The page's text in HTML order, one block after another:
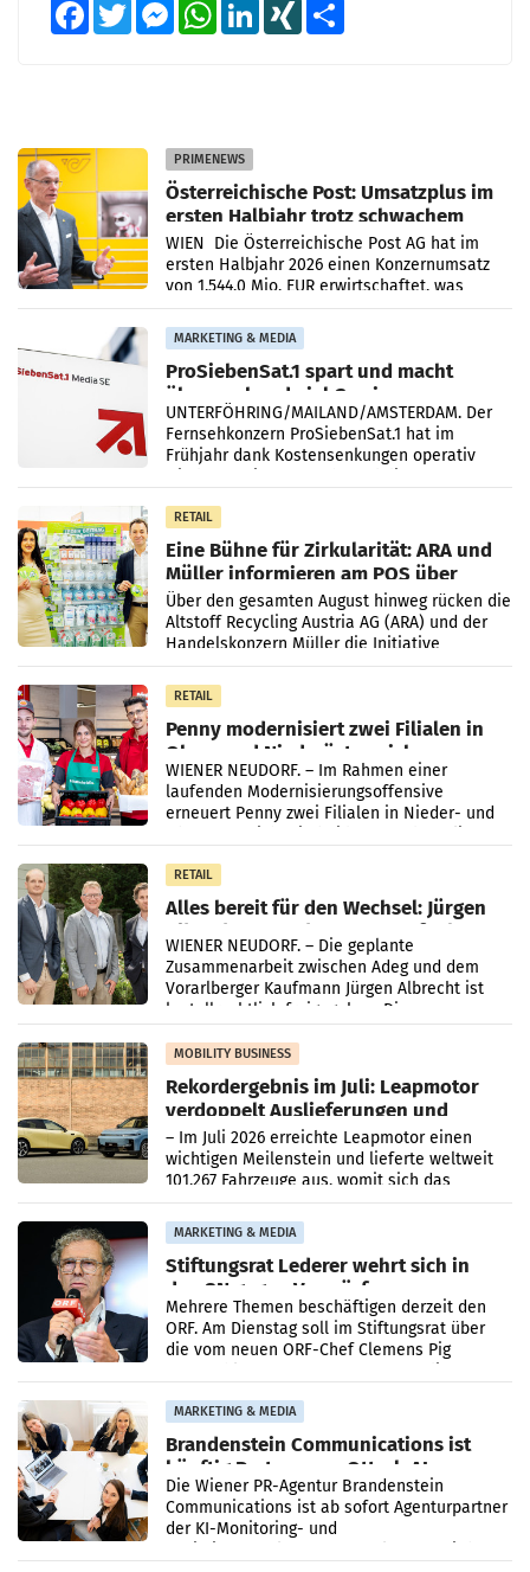
FacebookTwitter MessengerWhatsAppLinkedInXING
PRIMENEWS
Österreichische Post: Umsatzplus im
ersten Halbjahr trotz schwachem
Briefgeschäft
WIEN Die Österreichische Post AG hat im
ersten Halbjahr 2026 einen Konzernumsatz
von 1.544,0 Mio. EUR erwirtschaftet, was
einem Plus von 3,8 Prozent gegenüber dem
Vergleichszeitraum
MARKETING & MEDIA
ProSiebenSat.1 spart und macht
überraschend viel Gewinn
UNTERFÖHRING/MAILAND/AMSTERDAM. Der
Fernsehkonzern ProSiebenSat.1 hat im
Frühjahr dank Kostensenkungen operativ
RETAIL
Eine Bühne für Zirkularität: ARA und
Müller informieren am POS über
Kreislauffähigkeit
Über den gesamten August hinweg rücken die
Altstoff Recycling Austria AG (ARA) und der
Handelskonzern Müller die Initiative
„Kreislauf-Helden“ in allen österreichischen
Müller-Filialen
RETAIL
Penny modernisiert zwei Filialen in
Ober- und Niederösterreich
WIENER NEUDORF. – Im Rahmen einer
laufenden Modernisierungsoffensive
erneuert Penny zwei Filialen in Nieder- und
RETAIL
Alles bereit für den Wechsel: Jürgen
Albrecht setzt ab 1.1.2027 auf Adeg
WIENER NEUDORF. – Die geplante
Zusammenarbeit zwischen Adeg und dem
Vorarlberger Kaufmann Jürgen Albrecht ist
kartellrechtlich freigegeben: Die
Bundeswettbewerbsbehörde und der
Bundeskartellanwalt
MOBILITY BUSINESS
Rekordergebnis im Juli: Leapmotor
verdoppelt Auslieferungen und
überschreitet die 100.000er-Marke
– Im Juli 2026 erreichte Leapmotor einen
wichtigen Meilenstein und lieferte weltweit
101.267 Fahrzeuge aus, womit sich das
Ergebnis gegenüber Juli 2025 mehr als
verdoppelte (+102
MARKETING & MEDIA
Stiftungsrat Lederer wehrt sich in
den SN gegen Vorwürfe
Mehrere Themen beschäftigen derzeit den
ORF. Am Dienstag soll im Stiftungsrat über
die vom neuen ORF-Chef Clemens Pig
MARKETING & MEDIA
Brandenstein Communications ist
künftig Partner von OtterlyAI
Die Wiener PR-Agentur Brandenstein
Communications ist ab sofort Agenturpartner
der KI-Monitoring- und